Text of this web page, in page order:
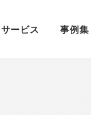
サービス 事例集